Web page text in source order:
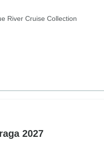
River Cruise Collection
2027